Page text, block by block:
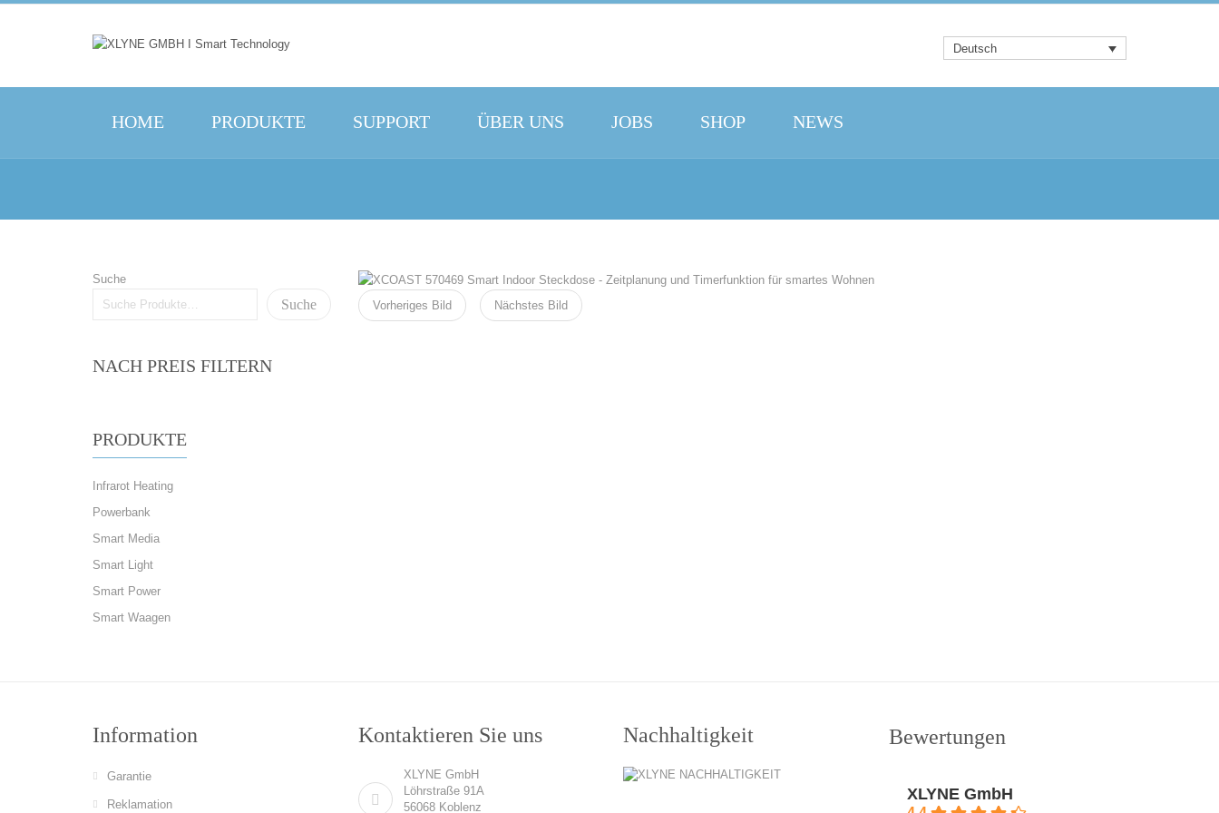
Deutsch
HOME PRODUKTE SUPPORT ÜBER UNS JOBS SHOP NEWS
Suche
Suche
NACH PREIS FILTERN
PRODUKTE
Infrarot Heating
Powerbank
Smart Media
Smart Light
Smart Power
Smart Waagen
Vorheriges Bild Nächstes Bild
Information
Garantie
Reklamation
Kontaktieren Sie uns
XLYNE GmbH
Löhrstraße 91A
56068 Koblenz
Nachhaltigkeit Bewertungen
XLYNE GmbH